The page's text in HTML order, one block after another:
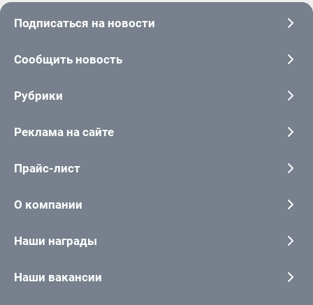
Подписаться на новости
Сообщить новость
Рубрики
Реклама на сайте
Прайс-лист
О компании
Наши награды
Наши вакансии